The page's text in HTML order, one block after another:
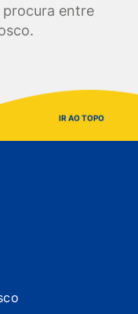
entre
IR AO TOPO